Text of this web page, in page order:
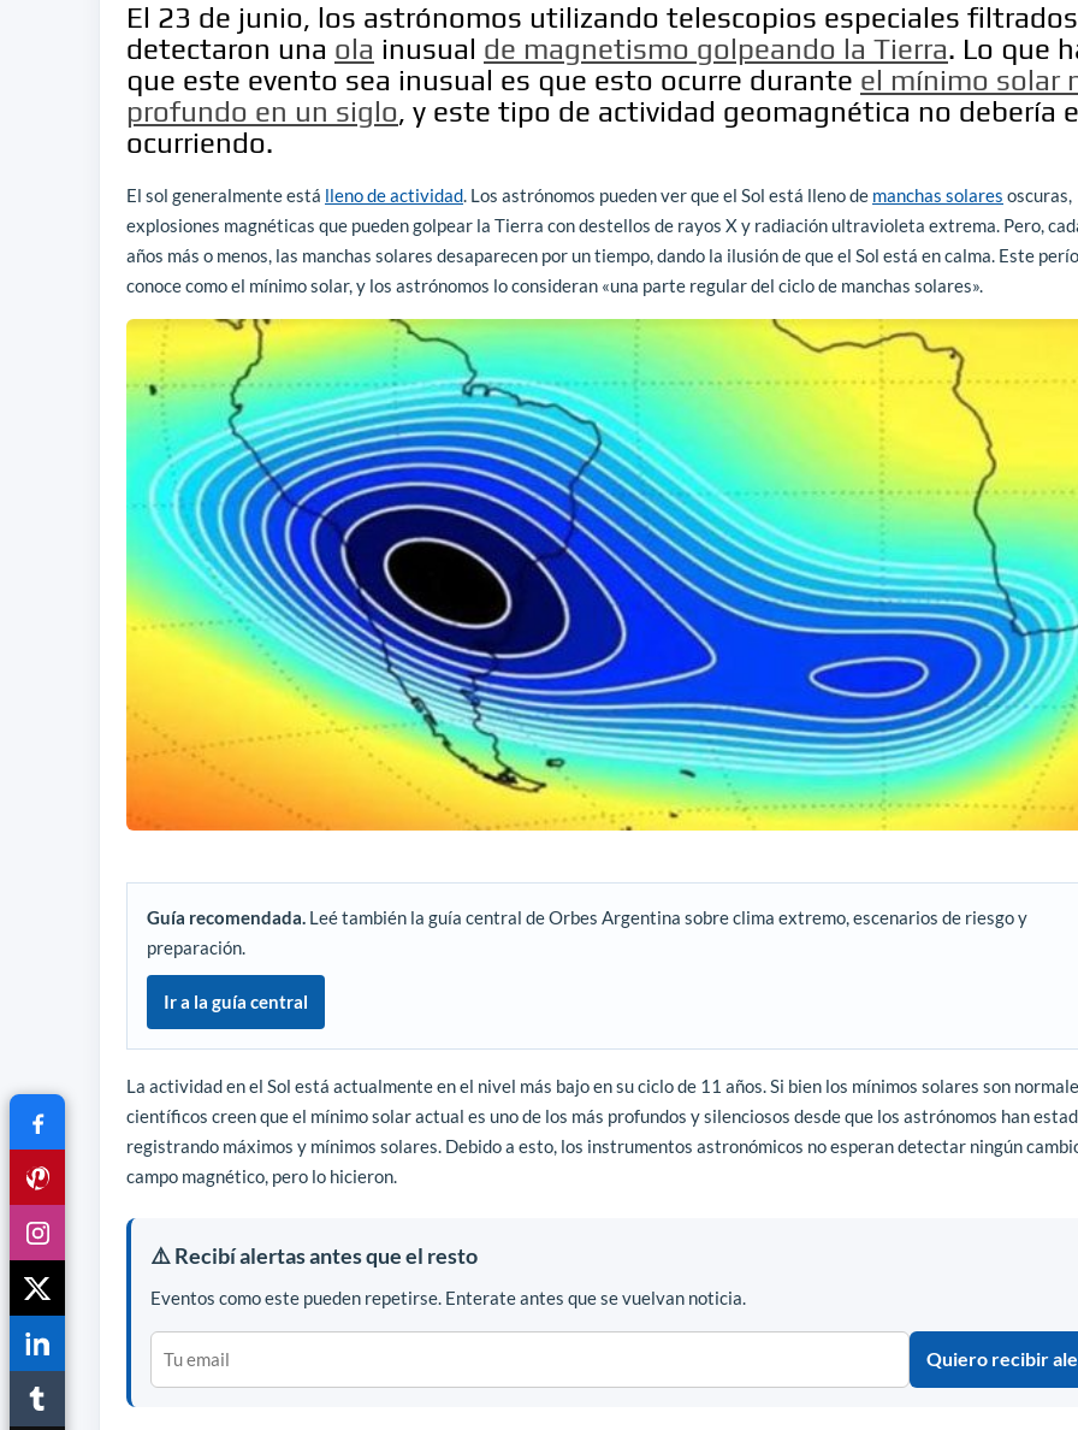
El 23 de junio, los astrónomos utilizando telescopios especiales
detectaron una ola inusual de magnetismo golpeando la Tierra. Lo que
que este evento sea inusual es que esto ocurre durante el mínimo solar
profundo en un siglo, y este tipo de actividad geomagnética no debería
ocurriendo.
El sol generalmente está lleno de actividad. Los astrónomos pueden ver que el Sol está lleno de manchas solares oscuras,
explosiones magnéticas que pueden golpear la Tierra con destellos de rayos X y radiación ultravioleta extrema. Pero,
años más o menos, las manchas solares desaparecen por un tiempo, dando la ilusión de que el Sol está en calma. Este
conoce como el mínimo solar, y los astrónomos lo consideran «una parte regular del ciclo de manchas solares».
Guía recomendada. Leé también la guía central de Orbes Argentina sobre clima extremo, escenarios de riesgo y
preparación.
Ir a la guía central
La actividad en el Sol está actualmente en el nivel más bajo en su ciclo de 11 años. Si bien los mínimos solares son
científicos creen que el mínimo solar actual es uno de los más profundos y silenciosos desde que los astrónomos han
registrando máximos y mínimos solares. Debido a esto, los instrumentos astronómicos no esperan detectar ningún
campo magnético, pero lo hicieron.
⚠️ Recibí alertas antes que el resto
Eventos como este pueden repetirse. Enterate antes que se vuelvan noticia.
Quiero recibir